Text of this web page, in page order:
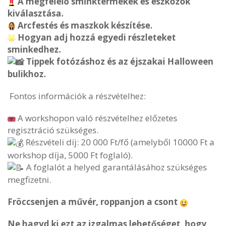
kiválasztása.
Arcfestés és maszkok készítése.
Hogyan adj hozzá egyedi részleteket
sminkedhez.
Tippek fotózáshoz és az éjszakai Halloween
bulikhoz.
Fontos információk a részvételhez:
A workshopon való részvételhez előzetes
regisztráció szükséges.
Részvételi díj: 20 000 Ft/fő(amelyből 10000 Ft a
workshop díja, 5000 Ft foglaló).
A foglalót a helyed garantálásához szükséges
megfizetni.
Fröccsenjen a művér, roppanjon a csont